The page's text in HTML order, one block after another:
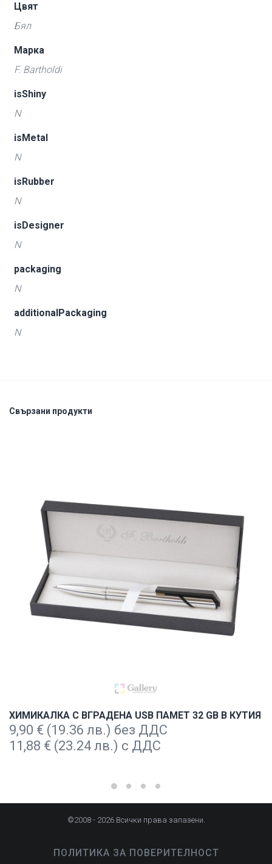
Цвят
Бял
Марка
F. Bartholdi
isShiny
N
isMetal
N
isRubber
N
isDesigner
N
packaging
N
additionalPackaging
N
Свързани продукти
ХИМИКАЛКА С ВГРАДЕНА USB ПАМЕТ 32 GB В КУТИЯ
9,90 € (19.36 лв.) без ДДС
11,88 € (23.24 лв.) с ДДС
©2008 - 2026 Всички права запазени.
ПОЛИТИКА ЗА ПОВЕРИТЕЛНОСТ